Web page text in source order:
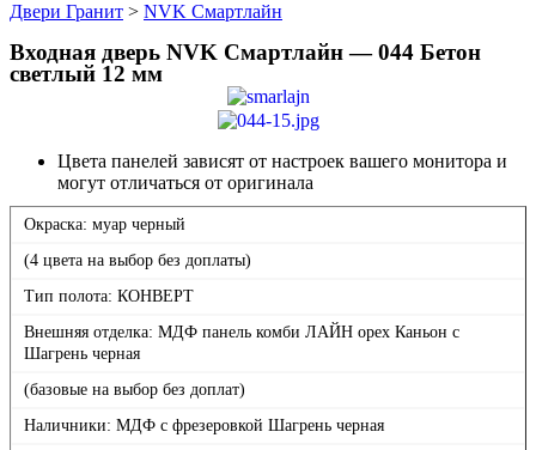
Двери Гранит > NVK Смартлайн
Входная дверь NVK Смартлайн — 044 Бетон
светлый 12 мм
Цвета панелей зависят от настроек вашего монитора и
могут отличаться от оригинала
Окраска: муар черный
(4 цвета на выбор без доплаты)
Тип полота: КОНВЕРТ
Внешняя отделка: МДФ панель комби ЛАЙН орех Каньон с
Шагрень черная
(базовые на выбор без доплат)
Наличники: МДФ с фрезеровкой Шагрень черная